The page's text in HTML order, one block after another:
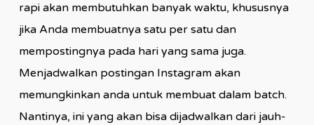
rapi akan membutuhkan banyak waktu, khususnya
jika Anda membuatnya satu per satu dan
mempostingnya pada hari yang sama juga.
Menjadwalkan postingan Instagram akan
memungkinkan anda untuk membuat dalam batch.
Nantinya, ini yang akan bisa dijadwalkan dari jauh-